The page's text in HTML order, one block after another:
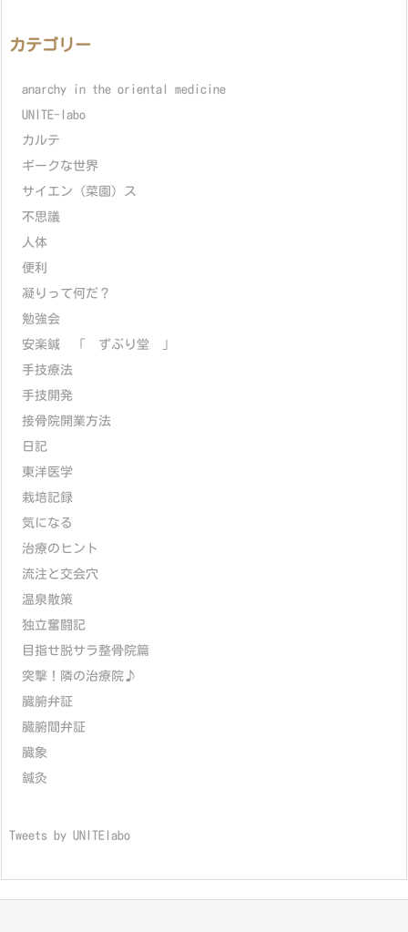
カテゴリー
anarchy in the oriental medicine
UNITE-labo
カルテ
ギークな世界
サイエン（菜園）ス
不思議
人体
便利
凝りって何だ？
勉強会
安楽鍼 「 ずぶり堂 」
手技療法
手技開発
接骨院開業方法
日記
東洋医学
栽培記録
気になる
治療のヒント
流注と交会穴
温泉散策
独立奮闘記
目指せ脱サラ整骨院篇
突撃！隣の治療院♪
臓腑弁証
臓腑間弁証
臓象
鍼灸
Tweets by UNITElabo